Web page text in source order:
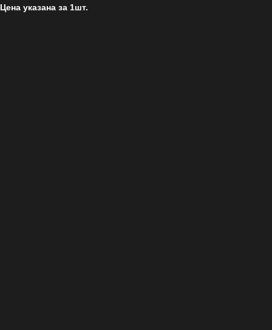
Цена указана за 1шт.